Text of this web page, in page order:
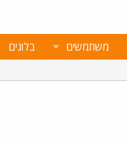
משתמשים בלוגים